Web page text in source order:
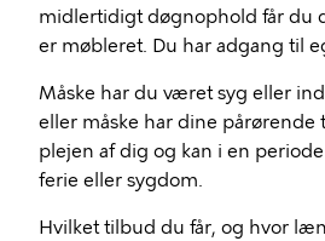
midlertidigt døgnophold får du
er møbleret. Du har adgang til
Måske har du været syg eller
eller måske har dine pårørende
plejen af dig og kan i en
ferie eller sygdom.
Hvilket tilbud du får, og hvor